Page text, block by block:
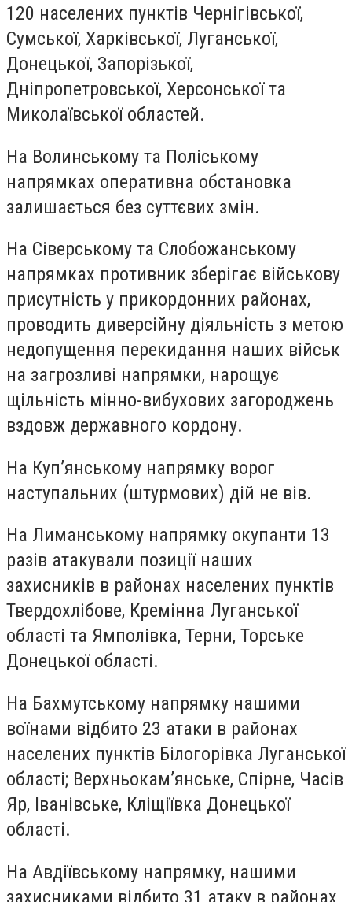
120 населених пунктів Чернігівської,
Сумської, Харківської, Луганської,
Донецької, Запорізької,
Дніпропетровської, Херсонської та
Миколаївської областей.
На Волинському та Поліському
напрямках оперативна обстановка
залишається без суттєвих змін.
На Сіверському та Слобожанському
напрямках противник зберігає військову
присутність у прикордонних районах,
проводить диверсійну діяльність з метою
недопущення перекидання наших військ
на загрозливі напрямки, нарощує
щільність мінно-вибухових загороджень
вздовж державного кордону.
На Куп’янському напрямку ворог
наступальних (штурмових) дій не вів.
На Лиманському напрямку окупанти 13
разів атакували позиції наших
захисників в районах населених пунктів
Твердохлібове, Кремінна Луганської
області та Ямполівка, Терни, Торське
Донецької області.
На Бахмутському напрямку нашими
воїнами відбито 23 атаки в районах
населених пунктів Білогорівка Луганської
області; Верхньокам’янське, Спірне, Часів
Яр, Іванівське, Кліщіївка Донецької
області.
На Авдіївському напрямку, нашими
захисниками відбито 31 атаку в районах